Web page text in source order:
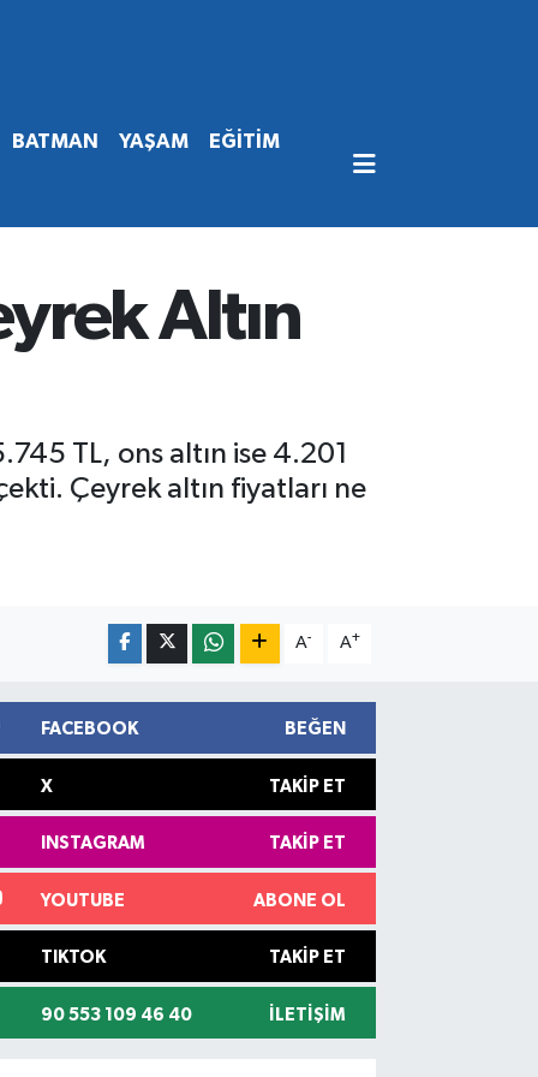
BATMAN YAŞAM EĞİTİM
Altın
TL, ons altın ise 4.201
Çeyrek altın fiyatları ne
A- A+
FACEBOOK BEĞEN
X TAKIP ET
INSTAGRAM TAKIP ET
YOUTUBE ABONE OL
TIKTOK TAKIP ET
90 553 109 46 40 İLETIŞIM